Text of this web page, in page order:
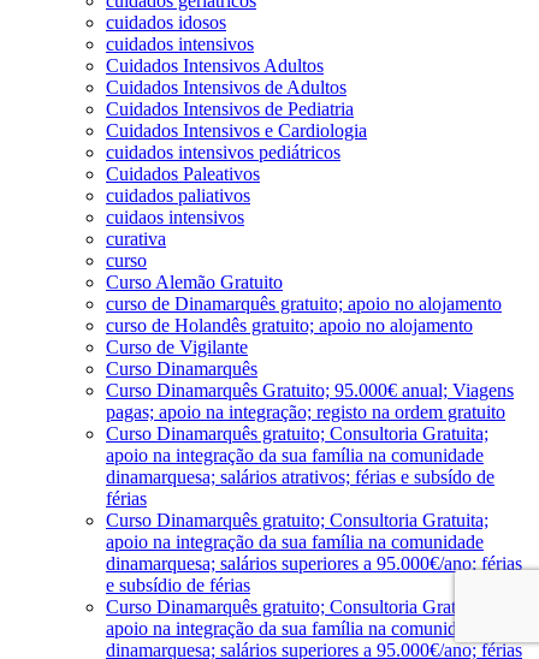
cuidados idosos
cuidados intensivos
Cuidados Intensivos Adultos
Cuidados Intensivos de Adultos
Cuidados Intensivos de Pediatria
Cuidados Intensivos e Cardiologia
cuidados intensivos pediátricos
Cuidados Paleativos
cuidados paliativos
cuidaos intensivos
curativa
curso
Curso Alemão Gratuito
curso de Dinamarquês gratuito; apoio no alojamento
curso de Holandês gratuito; apoio no alojamento
Curso de Vigilante
Curso Dinamarquês
Curso Dinamarquês Gratuito; 95.000€ anual; Viagens
pagas; apoio na integração; registo na ordem gratuito
Curso Dinamarquês gratuito; Consultoria Gratuita;
apoio na integração da sua família na comunidade
dinamarquesa; salários atrativos; férias e subsído de
férias
Curso Dinamarquês gratuito; Consultoria Gratuita;
apoio na integração da sua família na comunidade
dinamarquesa; salários superiores a 95.000€/ano; férias
e subsídio de férias
Curso Dinamarquês gratuito; Consultoria Gratuita;
apoio na integração da sua família na comunidade
dinamarquesa; salários superiores a 95.000€/ano; férias